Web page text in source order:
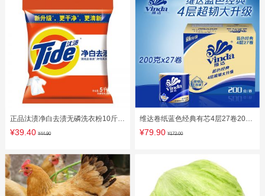
正品汰渍净白去渍无磷洗衣粉10斤去
油去污批发5kg家用家庭装包邮
¥39.40 ¥44.90
维达卷纸蓝色经典有芯4层27卷200g
卫生纸卷筒纸巾厕纸整箱家用c3
¥79.90 ¥172.00